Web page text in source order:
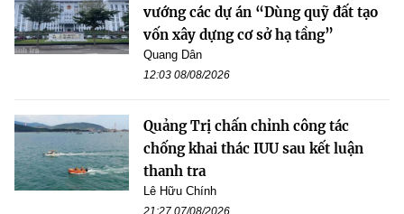
vướng các dự án “Dùng quỹ đất tạo
vốn xây dựng cơ sở hạ tầng”
Quang Dân
12:03 08/08/2026
Quảng Trị chấn chỉnh công tác
chống khai thác IUU sau kết luận
thanh tra
Lê Hữu Chính
21:27 07/08/2026